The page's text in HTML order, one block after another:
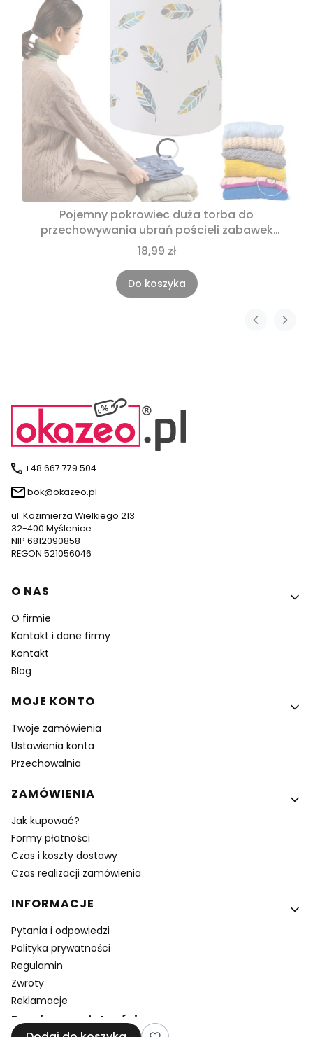
Pojemny pokrowiec duża torba do
przechowywania ubrań pościeli zabawek
40x85
18,99 zł
Do koszyka
+48 667 779 504
bok@okazeo.pl
ul. Kazimierza Wielkiego 213
32-400 Myślenice
NIP 6812090858
REGON 521056046
Linki w stopce
O NAS
O firmie
Kontakt i dane firmy
Kontakt
Blog
MOJE KONTO
Twoje zamówienia
Ustawienia konta
Przechowalnia
ZAMÓWIENIA
Jak kupować?
Formy płatności
Czas i koszty dostawy
Czas realizacji zamówienia
INFORMACJE
Pytania i odpowiedzi
Polityka prywatności
Regulamin
Zwroty
Reklamacje
Bezpieczne płatności